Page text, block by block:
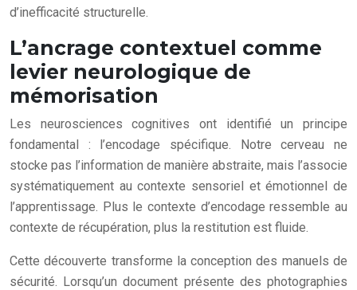
d’inefficacité structurelle.
L’ancrage contextuel comme
levier neurologique de
mémorisation
Les neurosciences cognitives ont identifié un principe
fondamental : l’encodage spécifique. Notre cerveau ne
stocke pas l’information de manière abstraite, mais l’associe
systématiquement au contexte sensoriel et émotionnel de
l’apprentissage. Plus le contexte d’encodage ressemble au
contexte de récupération, plus la restitution est fluide.
Cette découverte transforme la conception des manuels de
sécurité. Lorsqu’un document présente des photographies